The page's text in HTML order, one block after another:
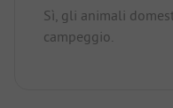
Sì, gli animali
campeggio.